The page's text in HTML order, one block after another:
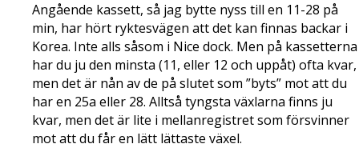
Angående kassett, så jag bytte nyss till en 11-28 på
min, har hört ryktesvägen att det kan finnas backar i
Korea. Inte alls såsom i Nice dock. Men på kassetterna
har du ju den minsta (11, eller 12 och uppåt) ofta kvar,
men det är nån av de på slutet som ”byts” mot att du
har en 25a eller 28. Alltså tyngsta växlarna finns ju
kvar, men det är lite i mellanregistret som försvinner
mot att du får en lätt lättaste växel.